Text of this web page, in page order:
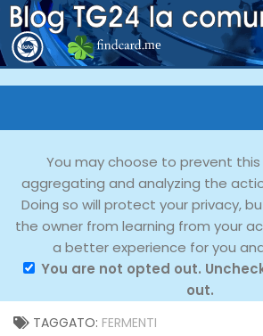
You may choose to prevent
aggregating and analyzing the
Doing so will protect your privacy,
the owner from learning from your
a better experience for you
You are not opted out.
out.
TAGGATO: FERMENTI